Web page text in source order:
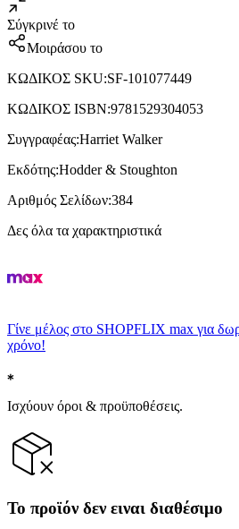
Σύγκρινέ το
Μοιράσου το
ΚΩΔΙΚΟΣ SKU:SF-101077449
ΚΩΔΙΚΟΣ ISBN:9781529304053
Συγγραφέας:Harriet Walker
Εκδότης:Hodder & Stoughton
Αριθμός Σελίδων:384
Δες όλα τα χαρακτηριστικά
Γίνε μέλος στο SHOPFLIX max για
χρόνο!
Ισχύουν όροι & προϋποθέσεις.
Το προϊόν δεν ειναι διαθέσιμο